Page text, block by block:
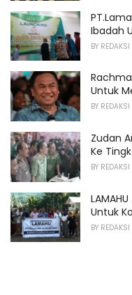
Ibadah
BY REDAKSI
Untuk
BY REDAKSI
Zudan
Ke
BY REDAKSI
Untuk
BY REDAKSI